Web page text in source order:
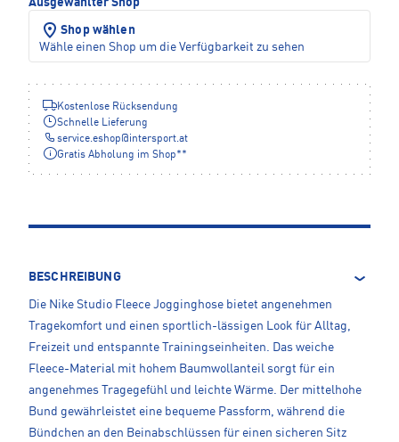
Ausgewählter Shop
Shop wählen
Wähle einen Shop um die Verfügbarkeit zu sehen
Kostenlose Rücksendung
Schnelle Lieferung
service.eshop@ intersport.at
Gratis Abholung im Shop**
BESCHREIBUNG
Die Nike Studio Fleece Jogginghose bietet angenehmen
Tragekomfort und einen sportlich-lässigen Look für Alltag,
Freizeit und entspannte Trainingseinheiten. Das weiche
Fleece-Material mit hohem Baumwollanteil sorgt für ein
angenehmes Tragegefühl und leichte Wärme. Der mittelhohe
Bund gewährleistet eine bequeme Passform, während die
Bündchen an den Beinabschlüssen für einen sicheren Sitz